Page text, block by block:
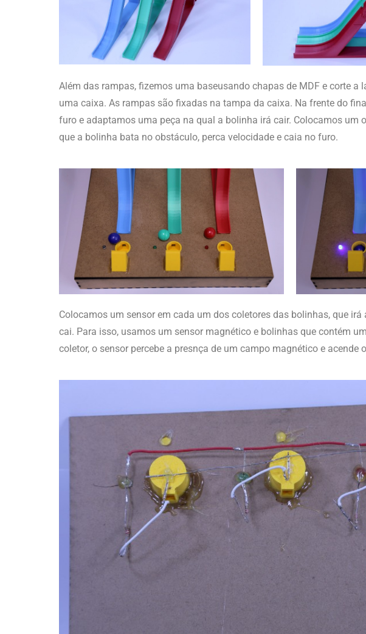
Além das rampas, fizemos uma baseusando chapas de MDF e corte a
uma caixa. As rampas são fixadas na tampa da caixa. Na frente do
furo e adaptamos uma peça na qual a bolinha irá cair. Colocamos um
que a bolinha bata no obstáculo, perca velocidade e caia no furo.
Colocamos um sensor em cada um dos coletores das bolinhas, que
cai. Para isso, usamos um sensor magnético e bolinhas que contém
coletor, o sensor percebe a presnça de um campo magnético e acende